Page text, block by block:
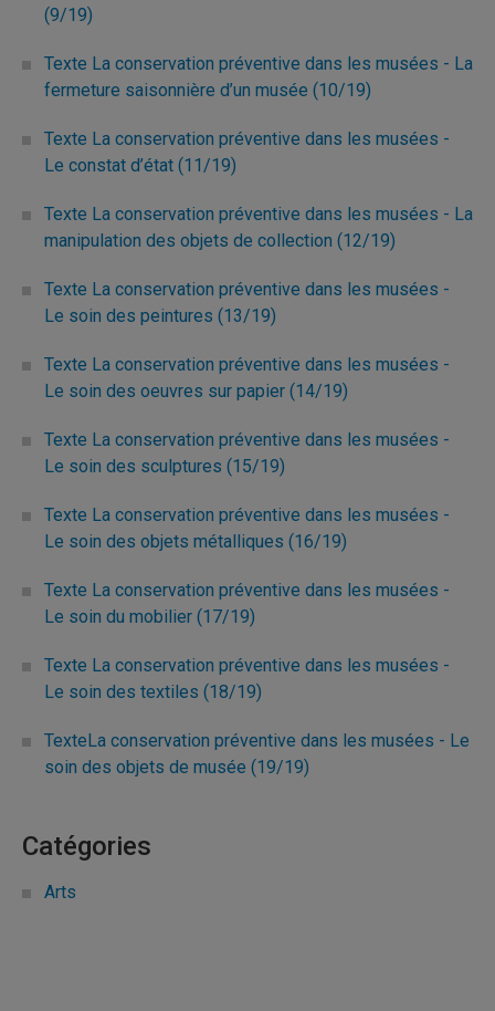
(9/19)
Texte La conservation préventive dans les musées - La
fermeture saisonnière d’un musée (10/19)
Texte La conservation préventive dans les musées -
Le constat d’état (11/19)
Texte La conservation préventive dans les musées - La
manipulation des objets de collection (12/19)
Texte La conservation préventive dans les musées -
Le soin des peintures (13/19)
Texte La conservation préventive dans les musées -
Le soin des oeuvres sur papier (14/19)
Texte La conservation préventive dans les musées -
Le soin des sculptures (15/19)
Texte La conservation préventive dans les musées -
Le soin des objets métalliques (16/19)
Texte La conservation préventive dans les musées -
Le soin du mobilier (17/19)
Texte La conservation préventive dans les musées -
Le soin des textiles (18/19)
TexteLa conservation préventive dans les musées - Le
soin des objets de musée (19/19)
Catégories
Arts